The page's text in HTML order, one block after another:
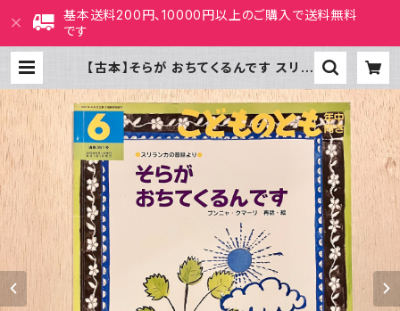
基本送料200円、10000円以上のご購入で送料無料
です
【古本】そらが おちてくるんです スリラ
き 2015年6月号） | ホホホ座 西田
辺 絵本・新刊本・古本